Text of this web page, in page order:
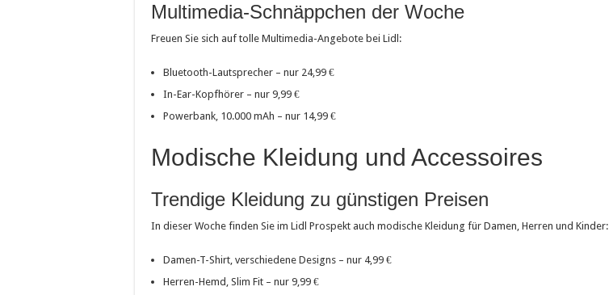
Multimedia-Schnäppchen der Woche
Freuen Sie sich auf tolle Multimedia-Angebote bei Lidl:
Bluetooth-Lautsprecher – nur 24,99 €
In-Ear-Kopfhörer – nur 9,99 €
Powerbank, 10.000 mAh – nur 14,99 €
Modische Kleidung und Accessoires
Trendige Kleidung zu günstigen Preisen
In dieser Woche finden Sie im Lidl Prospekt auch modische Kleidung für Damen, Herren und Kinder:
Damen-T-Shirt, verschiedene Designs – nur 4,99 €
Herren-Hemd, Slim Fit – nur 9,99 €